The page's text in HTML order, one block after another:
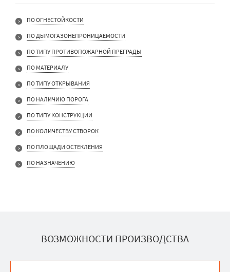
ПО ОГНЕСТОЙКОСТИ
ПО ДЫМОГАЗОНЕПРОНИЦАЕМОСТИ
ПО ТИПУ ПРОТИВОПОЖАРНОЙ ПРЕГРАДЫ
ПО МАТЕРИАЛУ
ПО ТИПУ ОТКРЫВАНИЯ
ПО НАЛИЧИЮ ПОРОГА
ПО ТИПУ КОНСТРУКЦИИ
ПО КОЛИЧЕСТВУ СТВОРОК
ПО ПЛОЩАДИ ОСТЕКЛЕНИЯ
ПО НАЗНАЧЕНИЮ
ВОЗМОЖНОСТИ ПРОИЗВОДСТВА